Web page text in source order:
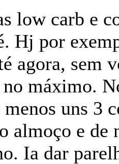
low carb e
Hj por
agora, sem
máximo.
uns 3
almoço e
Ia dar